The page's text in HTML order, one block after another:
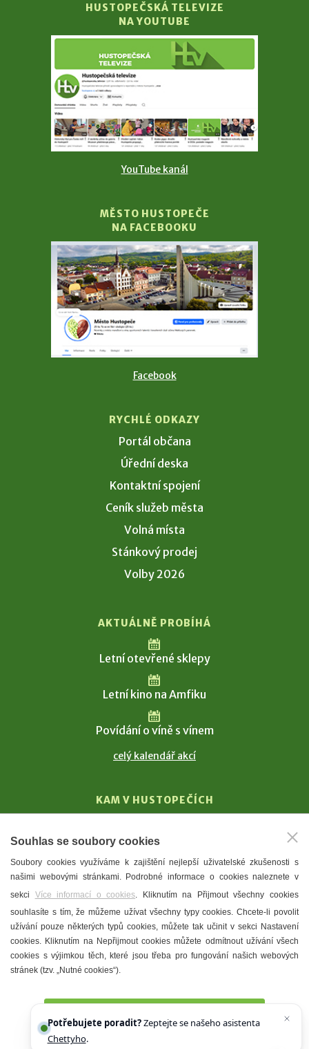
HUSTOPEČSKÁ TELEVIZE
NA YOUTUBE
YouTube kanál
MĚSTO HUSTOPEČE
NA FACEBOOKU
Facebook
RYCHLÉ ODKAZY
Portál občana
Úřední deska
Kontaktní spojení
Ceník služeb města
Volná místa
Stánkový prodej
Volby 2026
AKTUÁLNĚ PROBÍHÁ
Letní otevřené sklepy
Letní kino na Amfiku
Povídání o víně s vínem
celý kalendář akcí
KAM V HUSTOPEČÍCH
T. G. Masaryk
Mandloně
Ubytování
Restaurace
Městské muzeum a galerie
Denní meníčka
Souhlas se soubory cookies
Soubory cookies využíváme k zajištění nejlepší uživatelské zkušenosti s
našimi webovými stránkami. Podrobné informace o cookies naleznete v
sekci Více informací o cookies. Kliknutím na Přijmout všechny cookies
souhlasíte s tím, že můžeme užívat všechny typy cookies. Chcete-li povolit
užívání pouze některých typů cookies, můžete tak učinit v sekci Nastavení
cookies. Kliknutím na Nepřijmout cookies můžete odmítnout užívání všech
cookies s výjimkou těch, které jsou třeba pro fungování našich webových
stránek (tzv. „Nutné cookies“).
Potřebujete poradit?Zeptejte se našeho asistenta
Chettyho.